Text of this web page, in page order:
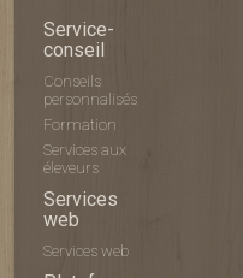
Service-
conseil
Conseils
personnalisés
Formation
Services aux
éleveurs
Services
web
Services web